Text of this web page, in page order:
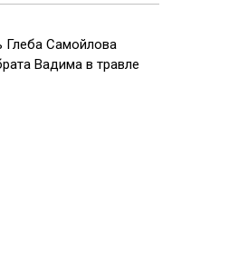
Глеба Самойлова
Вадима в травле